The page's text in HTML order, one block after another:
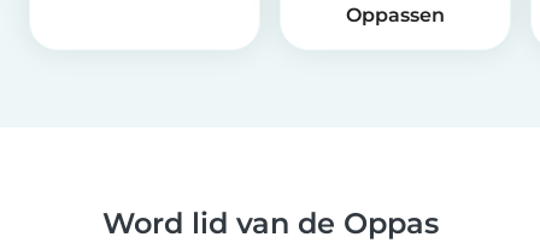
Oppassen
Word lid van de Oppas